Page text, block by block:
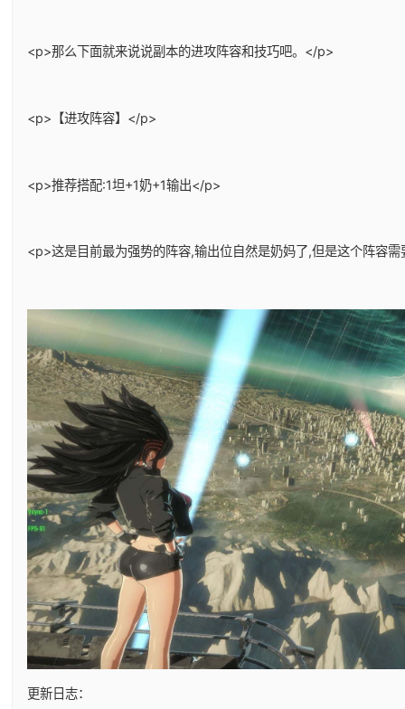
<p>那么下面就来说说副本的进攻阵容和技巧吧。</p>
<p>【进攻阵容】</p>
<p>推荐搭配:1坦+1奶+1输出</p>
<p>这是目前最为强势的阵容,输出位自然是奶妈了,但是这个阵容
更新日志：